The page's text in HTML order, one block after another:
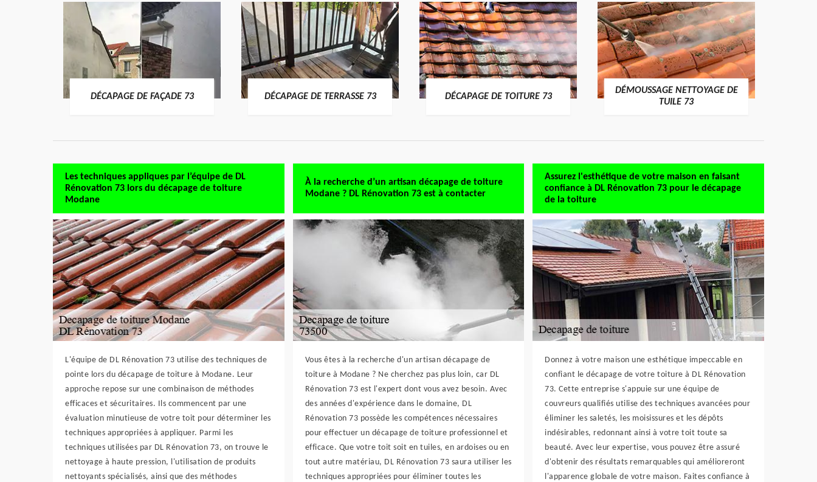
DÉCAPAGE DE FAÇADE 73 DÉCAPAGE DE TERRASSE 73 DÉCAPAGE DE TOITURE 73
DÉMOUSSAGE NETTOYAGE DE
TUILE 73
Les techniques appliques par l’équipe de DL
Rénovation 73 lors du décapage de toiture
Modane
L'équipe de DL Rénovation 73 utilise des techniques de
pointe lors du décapage de toiture à Modane. Leur
approche repose sur une combinaison de méthodes
efficaces et sécuritaires. Ils commencent par une
évaluation minutieuse de votre toit pour déterminer les
techniques appropriées à appliquer. Parmi les
techniques utilisées par DL Rénovation 73, on trouve le
nettoyage à haute pression, l'utilisation de produits
nettoyants spécialisés, ainsi que des méthodes
À la recherche d’un artisan décapage de toiture
Modane ? DL Rénovation 73 est à contacter
Vous êtes à la recherche d'un artisan décapage de
toiture à Modane ? Ne cherchez pas plus loin, car DL
Rénovation 73 est l'expert dont vous avez besoin. Avec
des années d'expérience dans le domaine, DL
Rénovation 73 possède les compétences nécessaires
pour effectuer un décapage de toiture professionnel et
efficace. Que votre toit soit en tuiles, en ardoises ou en
tout autre matériau, DL Rénovation 73 saura utiliser les
techniques appropriées pour éliminer toutes les
Assurez l'esthétique de votre maison en faisant
confiance à DL Rénovation 73 pour le décapage
de la toiture
Donnez à votre maison une esthétique impeccable en
confiant le décapage de votre toiture à DL Rénovation
73. Cette entreprise s'appuie sur une équipe de
couvreurs qualifiés utilise des techniques avancées pour
éliminer les saletés, les moisissures et les dépôts
indésirables, redonnant ainsi à votre toit toute sa
beauté. Avec leur expertise, vous pouvez être assuré
d'obtenir des résultats remarquables qui amélioreront
l'apparence globale de votre maison. Faites confiance à